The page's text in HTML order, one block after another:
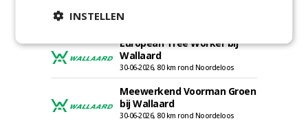
Wallaard
European Tree Worker bij
Wallaard
30-06-2026, 80 km rond Noordeloos
Meewerkend Voorman Groen
bij Wallaard
30-06-2026, 80 km rond Noordeloos
INSTELLEN